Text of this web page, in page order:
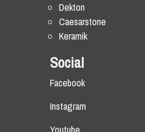
Dekton
Caesarstone
Keramik
Social
Facebook
Instagram